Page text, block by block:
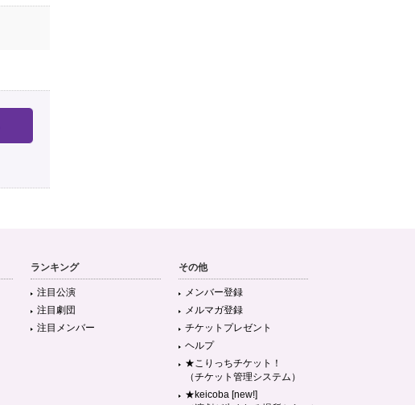
ランキング
注目公演
注目劇団
注目メンバー
その他
メンバー登録
メルマガ登録
チケットプレゼント
ヘルプ
★こりっちチケット！
（チケット管理システム）
★keicoba [new!]